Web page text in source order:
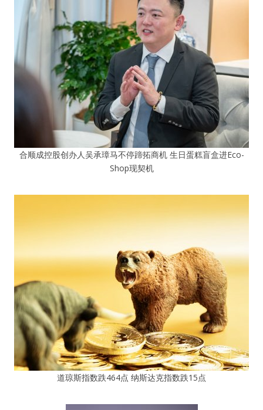
合顺成控股创办人吴承璋马不停蹄拓商机 生日蛋糕盲盒进Eco-
Shop现契机
道琼斯指数跌464点 纳斯达克指数跌15点